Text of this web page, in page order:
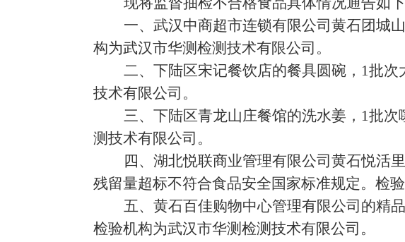
一、武汉中商超市连锁有限公司黄石团城
构为武汉市华测检测技术有限公司。
二、下陆区宋记餐饮店的餐具圆碗 ， 1批次
技术有限公司。
三、下陆区青龙山庄餐馆的洗水姜， 1批次
测技术有限公司。
四、湖北悦联商业管理有限公司黄石悦活
残留量超标不符合食品安全国家标准规定。检
五、黄石百佳购物中心管理有限公司的精
检验机构为武汉市华测检测技术有限公司。